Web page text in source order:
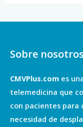
Sobre nosotros
CMVPlus.com es
telemedicina que
con pacientes para
necesidad de